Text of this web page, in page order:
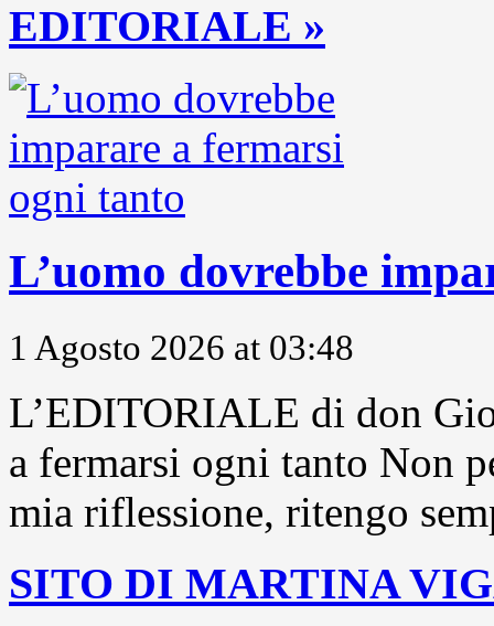
EDITORIALE »
L’uomo dovrebbe
1 Agosto 2026 at 03:48
L’EDITORIALE di don
a fermarsi ogni tanto Non
mia riflessione, ritengo
SITO DI MARTINA